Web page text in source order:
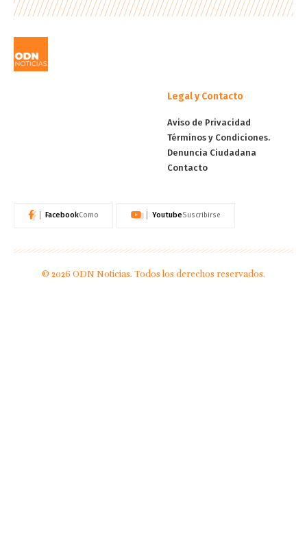
Legal y Contacto
Aviso de Privacidad
Términos y Condiciones.
Denuncia Ciudadana
Contacto
FacebookComo YoutubeSuscribirse
© 2026 ODN Noticias. Todos los derechos reservados.